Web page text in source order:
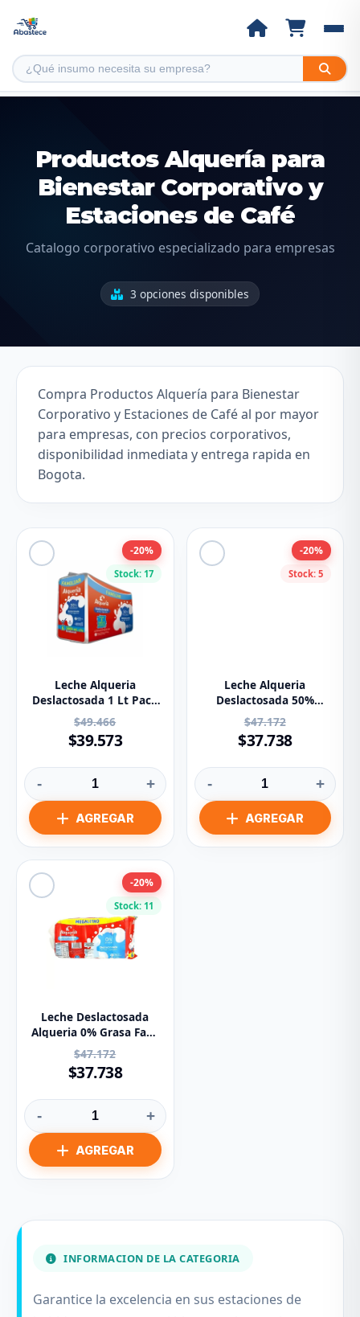
Productos Alquería para
Bienestar Corporativo y
Estaciones de Café
Catalogo corporativo especializado para empresas
3 opciones disponibles
Compra Productos Alquería para Bienestar
Corporativo y Estaciones de Café al por mayor
para empresas, con precios corporativos,
disponibilidad inmediata y entrega rapida en
Bogota.
Stock: 17
-20%
Leche Alqueria
Deslactosada 1 Lt Paca
x 6u.
$49.466
$39.573
- +
Stock: 5
-20%
Leche Alqueria
Deslactosada 50%
Menos Grasa 1.1L X 6
Und
$47.172
$37.738
- +
Stock: 11
-20%
Leche Deslactosada
Alqueria 0% Grasa Facil
Digestion Paca x6 1.1 lt
$47.172
$37.738
- +
INFORMACION DE LA CATEGORIA
Garantice la excelencia en sus estaciones de